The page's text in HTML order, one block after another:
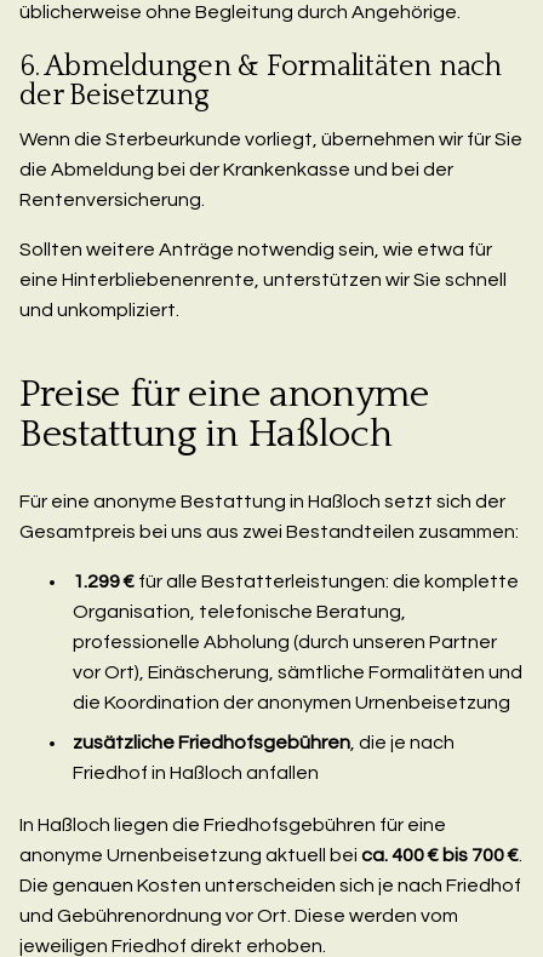
üblicherweise ohne Begleitung durch Angehörige.
6. Abmeldungen & Formalitäten nach
der Beisetzung
Wenn die Sterbeurkunde vorliegt, übernehmen wir für Sie
die Abmeldung bei der Krankenkasse und bei der
Rentenversicherung.
Sollten weitere Anträge notwendig sein, wie etwa für
eine Hinterbliebenenrente, unterstützen wir Sie schnell
und unkompliziert.
Preise für eine anonyme
Bestattung in Haßloch
Für eine anonyme Bestattung in Haßloch setzt sich der
Gesamtpreis bei uns aus zwei Bestandteilen zusammen:
1.299 € für alle Bestatterleistungen: die komplette
Organisation, telefonische Beratung,
professionelle Abholung (durch unseren Partner
vor Ort), Einäscherung, sämtliche Formalitäten und
die Koordination der anonymen Urnenbeisetzung
zusätzliche Friedhofsgebühren , die je nach
Friedhof in Haßloch anfallen
In Haßloch liegen die Friedhofsgebühren für eine
anonyme Urnenbeisetzung aktuell bei ca. 400 € bis 700 €
Die genauen Kosten unterscheiden sich je nach Friedhof
und Gebührenordnung vor Ort. Diese werden vom
jeweiligen Friedhof direkt erhoben.